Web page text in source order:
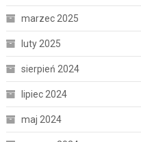
marzec 2025
luty 2025
sierpień 2024
lipiec 2024
maj 2024